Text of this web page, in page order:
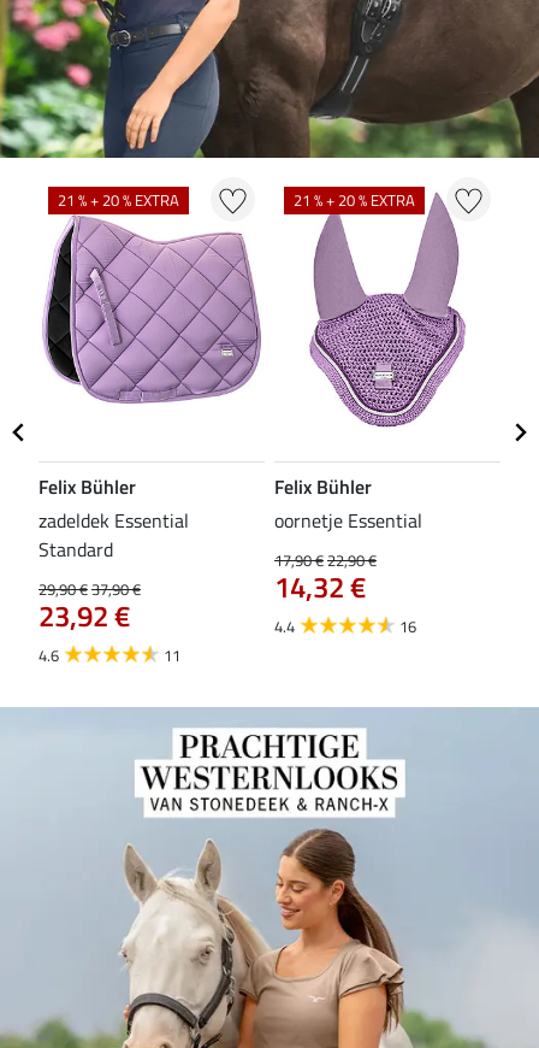
21 % + 20 % EXTRA
Felix Bühler
zadeldek Essential
Standard
29,90 €37,90 €
23,92 €
4.6 11
21 % + 20 % EXTRA
Felix Bühler
oornetje Essential
17,90 €22,90 €
14,32 €
4.4 16